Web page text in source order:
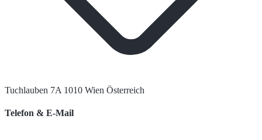
Tuchlauben 7A 1010 Wien Österreich
Telefon & E-Mail